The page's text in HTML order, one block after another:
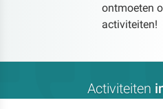
ontmoeten
activiteiten!
Activiteiten